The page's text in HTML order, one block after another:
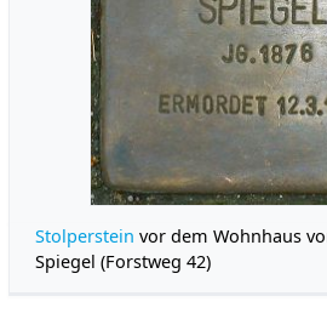
Stolperstein vor dem Wohnhaus
Spiegel (Forstweg 42)